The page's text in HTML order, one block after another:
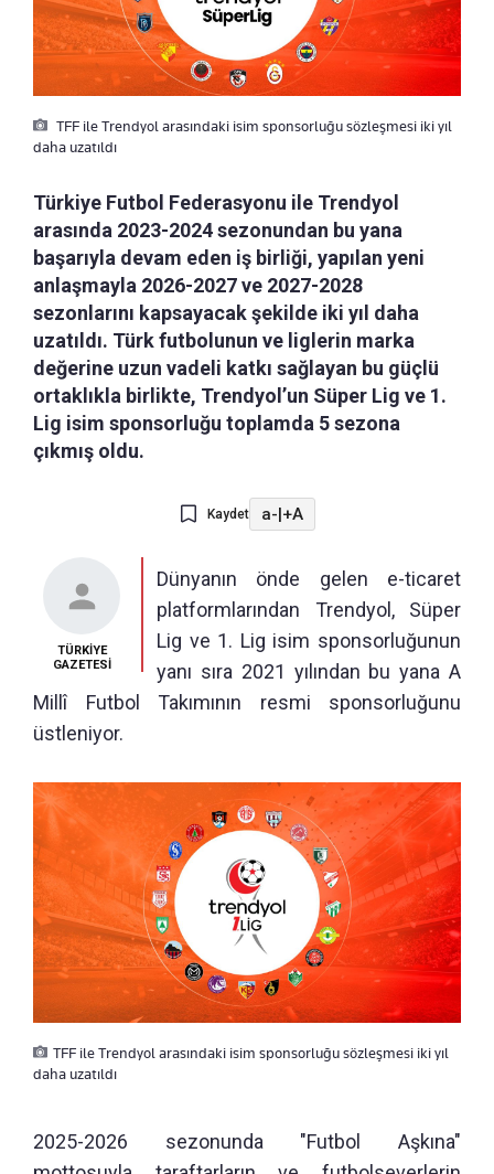
TFF ile Trendyol arasındaki isim sponsorluğu sözleşmesi iki yıl
daha uzatıldı
Türkiye Futbol Federasyonu ile Trendyol
arasında 2023-2024 sezonundan bu yana
başarıyla devam eden iş birliği, yapılan yeni
anlaşmayla 2026-2027 ve 2027-2028
sezonlarını kapsayacak şekilde iki yıl daha
uzatıldı. Türk futbolunun ve liglerin marka
değerine uzun vadeli katkı sağlayan bu güçlü
ortaklıkla birlikte, Trendyol’un Süper Lig ve 1.
Lig isim sponsorluğu toplamda 5 sezona
çıkmış oldu.
Kaydet a-|+A
TÜRKİYE
GAZETESİ
Dünyanın önde gelen e-ticaret
platformlarından Trendyol, Süper
Lig ve 1. Lig isim sponsorluğunun
yanı sıra 2021 yılından bu yana A
Millî Futbol Takımının resmi sponsorluğunu
üstleniyor.
TFF ile Trendyol arasındaki isim sponsorluğu sözleşmesi iki yıl
daha uzatıldı
2025-2026 sezonunda "Futbol Aşkına"